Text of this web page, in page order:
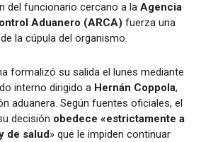
del funcionario cercano a la Agencia
Aduanero (ARCA) fuerza una
la cúpula del organismo.
formalizó su salida el lunes mediante
interno dirigido a Hernán Coppola,
aduanera. Según fuentes oficiales, el
decisión obedece «estrictamente a
de salud» que le impiden continuar